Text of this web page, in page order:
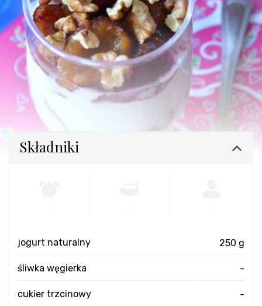
Składniki
jogurt naturalny 250 g
śliwka węgierka -
cukier trzcinowy -